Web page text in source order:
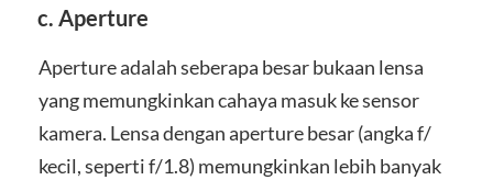
c. Aperture
Aperture adalah seberapa besar bukaan lensa
yang memungkinkan cahaya masuk ke sensor
kamera. Lensa dengan aperture besar (angka f/
kecil, seperti f/1.8) memungkinkan lebih banyak